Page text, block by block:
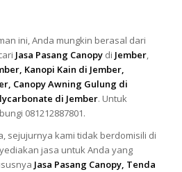
ini, Anda mungkin berasal dari
Jasa Pasang Canopy di Jember,
Kanopi Kain di Jember,
Canopy Awning Gulung di
di Jember. Untuk
081212887801.
sejujurnya kami tidak berdomisili di
jasa untuk Anda yang
Jasa Pasang Canopy, Tenda